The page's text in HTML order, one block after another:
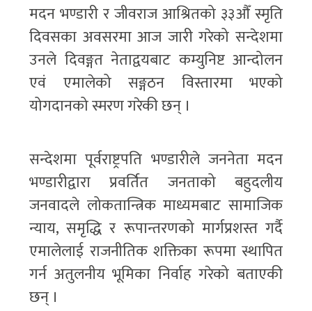
मदन भण्डारी र जीवराज आश्रितको ३३औँ स्मृति
दिवसका अवसरमा आज जारी गरेको सन्देशमा
उनले दिवङ्गत नेताद्वयबाट कम्युनिष्ट आन्दोलन
एवं एमालेको सङ्गठन विस्तारमा भएको
योगदानको स्मरण गरेकी छन् ।
सन्देशमा पूर्वराष्ट्रपति भण्डारीले जननेता मदन
भण्डारीद्वारा प्रवर्तित जनताको बहुदलीय
जनवादले लोकतान्त्रिक माध्यमबाट सामाजिक
न्याय, समृद्धि र रूपान्तरणको मार्गप्रशस्त गर्दै
एमालेलाई राजनीतिक शक्तिका रूपमा स्थापित
गर्न अतुलनीय भूमिका निर्वाह गरेको बताएकी
छन् ।